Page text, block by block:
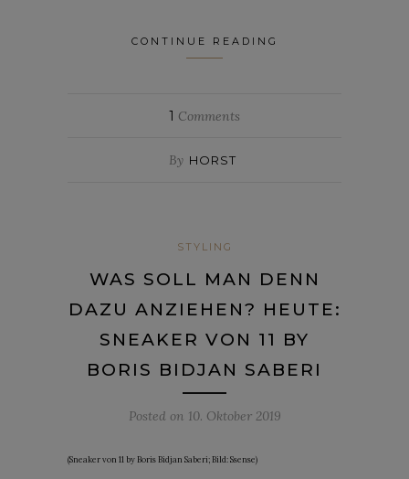
CONTINUE READING
1 Comments
By HORST
STYLING
WAS SOLL MAN DENN
DAZU ANZIEHEN? HEUTE:
SNEAKER VON 11 BY
BORIS BIDJAN SABERI
Posted on 10. Oktober 2019
(Sneaker von 11 by Boris Bidjan Saberi; Bild: Ssense)